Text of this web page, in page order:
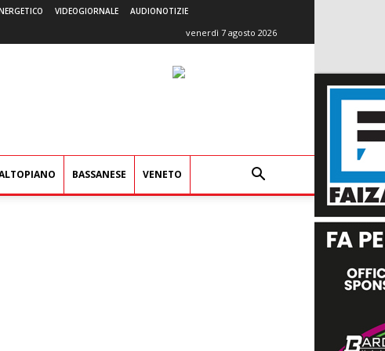
VIDEOGIORNALE AUDIONOTIZIE
venerdì 7 agosto 2026
BASSANESE VENETO